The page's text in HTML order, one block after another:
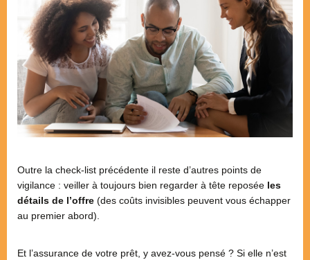
Outre la check-list précédente il reste d’autres points de
vigilance : veiller à toujours bien regarder à tête reposée les
détails de l’offre (des coûts invisibles peuvent vous échapper
au premier abord).
Et l’assurance de votre prêt, y avez-vous pensé ? Si elle n’est